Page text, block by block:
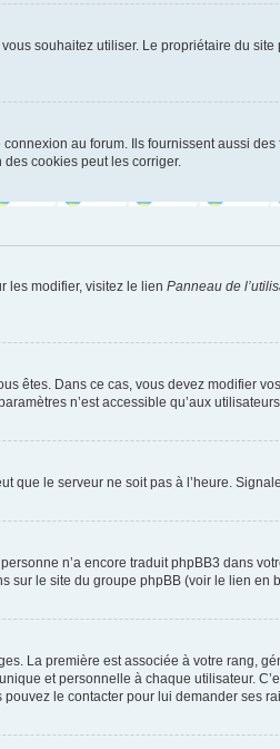
souhaitez utiliser. Le propriétaire du
au forum. Ils fournissent aussi
cookies peut les corriger.
les modifier, visitez le lien Panneau de
êtes. Dans ce cas, vous devez modifier
n’est accessible qu’aux
que le serveur ne soit pas à l’heure.
n’a encore traduit phpBB3 dans
sur le site du groupe phpBB (voir le lien en
La première est associée à votre rang,
et personnelle à chaque utilisateur.
pouvez le contacter pour lui demander ses